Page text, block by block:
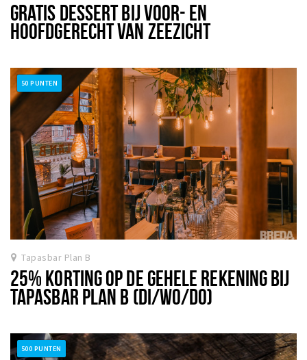
GRATIS DESSERT BIJ VOOR- EN
HOOFDGERECHT VAN ZEEZICHT
50 PUNTEN
Tapasbar Plan B
25% KORTING OP DE GEHELE REKENING BIJ
TAPASBAR PLAN B (DI/WO/DO)
500 PUNTEN